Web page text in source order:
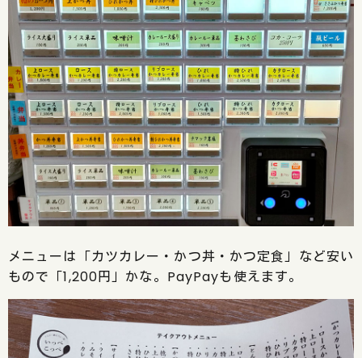
メニューは「カツカレー・かつ丼・かつ定食」など安い
もので「1,200円」かな。PayPayも使えます。